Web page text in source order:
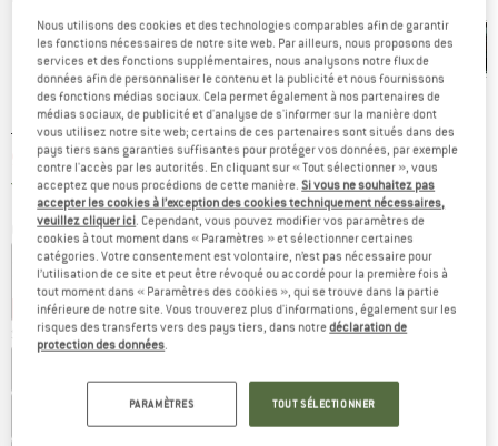
Prix initial :
169,95€
Prix:
93,47€ TVA incl.
Livraison gratuite(FR)France. Informations sur les frais de
Couleur:Black / Lunar Rock / French Blue
-35 % -45 %
Sélectionner taille:
Nous utilisons des cookies et des technologies comparables afin de garantir
les fonctions nécessaires de notre site web. Par ailleurs, nous proposons des
services et des fonctions supplémentaires, nous analysons notre flux de
données afin de personnaliser le contenu et la publicité et nous fournissons
des fonctions médias sociaux. Cela permet également à nos partenaires de
médias sociaux, de publicité et d'analyse de s'informer sur la manière dont
vous utilisez notre site web; certains de ces partenaires sont situés dans des
pays tiers sans garanties suffisantes pour protéger vos données, par exemple
contre l'accès par les autorités. En cliquant sur « Tout sélectionner », vous
acceptez que nous procédions de cette manière.Si vous ne souhaitez pas
accepter les cookies à l’exception des cookies techniquement nécessaires,
veuillez cliquer ici. Cependant, vous pouvez modifier vos paramètres de
cookies à tout moment dans « Paramètres » et sélectionner certaines
catégories. Votre consentement est volontaire, n’est pas nécessaire pour
l’utilisation de ce site et peut être révoqué ou accordé pour la première fois à
tout moment dans « Paramètres des cookies », qui se trouve dans la partie
inférieure de notre site. Vous trouverez plus d'informations, également sur les
risques des transferts vers des pays tiers, dans notredéclaration de
protection des données.
PARAMÈTRES TOUT SÉLECTIONNER